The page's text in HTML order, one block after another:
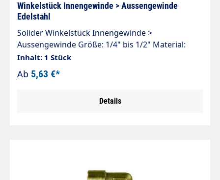
Winkelstück Innengewinde > Aussengewinde
Edelstahl
Solider Winkelstück Innengewinde >
Aussengewinde Größe: 1/4" bis 1/2" Material:
Edelstahl 150 bar
Inhalt: 1 Stück
Ab 5,63 €*
Details